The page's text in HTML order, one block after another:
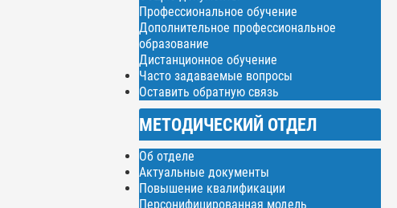
Профессиональное обучение
Дополнительное профессиональное
образование
Дистанционное обучение
Часто задаваемые вопросы
Оставить обратную связь
МЕТОДИЧЕСКИЙ ОТДЕЛ
Об отделе
Актуальные документы
Повышение квалификации
Персонифицированная модель